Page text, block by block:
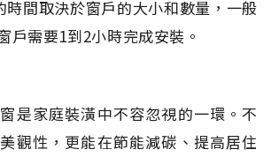
時間取決於窗戶的大小和數量，一般
戶需要1到2小時完成安裝。
是家庭裝潢中不容忽視的一環。不
觀性，更能在節能減碳、提高居住